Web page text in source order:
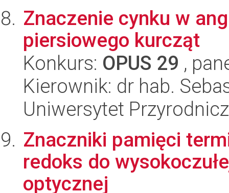
Znaczenie cynku w
piersiowego kurcząt
Konkurs: OPUS 29 ,
Kierownik: dr hab.
Uniwersytet
Znaczniki pamięci
redoks do
optycznej